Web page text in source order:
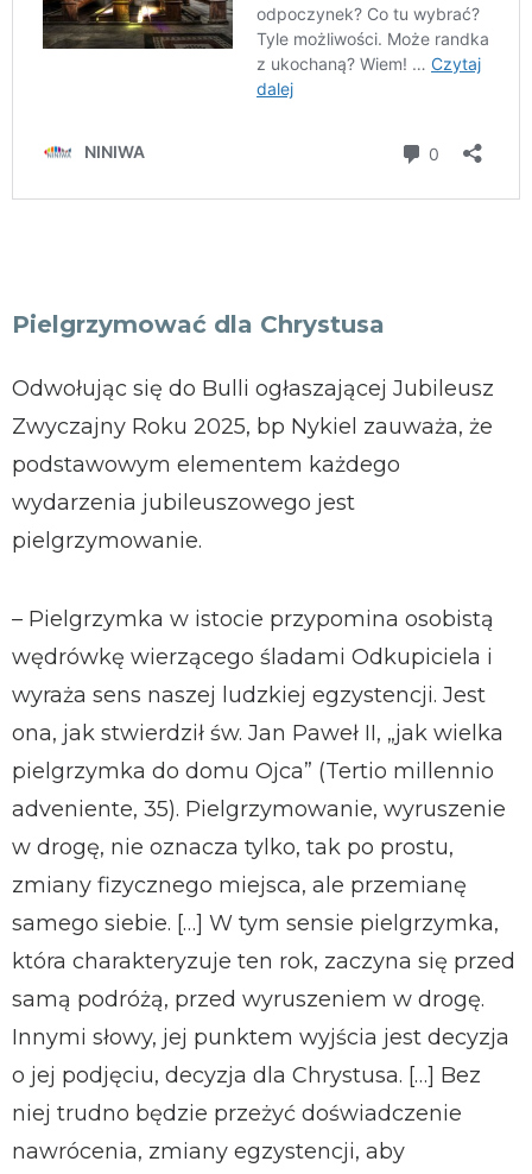
Pielgrzymować dla Chrystusa
Odwołując się do Bulli ogłaszającej Jubileusz
Zwyczajny Roku 2025, bp Nykiel zauważa, że
podstawowym elementem każdego
wydarzenia jubileuszowego jest
pielgrzymowanie.
– Pielgrzymka w istocie przypomina osobistą
wędrówkę wierzącego śladami Odkupiciela i
wyraża sens naszej ludzkiej egzystencji. Jest
ona, jak stwierdził św. Jan Paweł II, „jak wielka
pielgrzymka do domu Ojca” (Tertio millennio
adveniente, 35). Pielgrzymowanie, wyruszenie
w drogę, nie oznacza tylko, tak po prostu,
zmiany fizycznego miejsca, ale przemianę
samego siebie. […] W tym sensie pielgrzymka,
która charakteryzuje ten rok, zaczyna się przed
samą podróżą, przed wyruszeniem w drogę.
Innymi słowy, jej punktem wyjścia jest decyzja
o jej podjęciu, decyzja dla Chrystusa. […] Bez
niej trudno będzie przeżyć doświadczenie
nawrócenia, zmiany egzystencji, aby